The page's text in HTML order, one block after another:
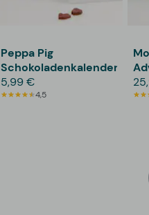
Peppa Pig
Schokoladenkalender
5,99 €
4,5